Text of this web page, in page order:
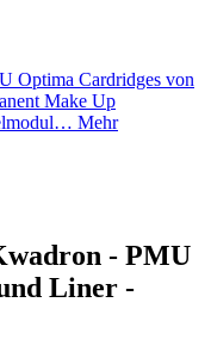
Optima Cardridges von
Make Up
Mehr
- PMU
Liner -